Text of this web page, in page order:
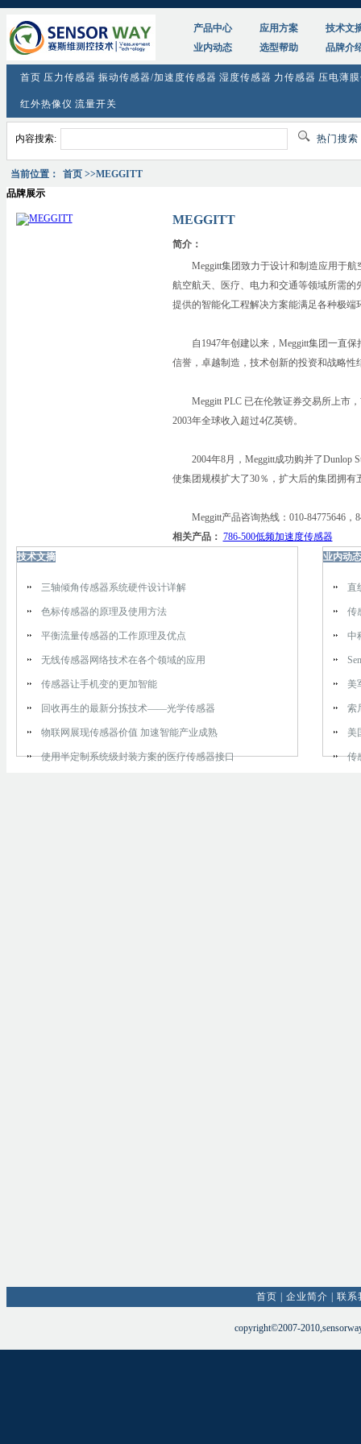
产品中心 应用方案
技术文
业内动态
选型帮助 品牌介
首页 压力传感器 振动传感器/加速度传感器 湿度传感器 力传感器 压电薄
红外热像仪 流量开关
内容搜索: 热门搜索
当前位置： 首页 >>MEGGITT
品牌展示
MEGGITT
简介：
Meggitt集团致力于设计和制造应用于航
航空航天、医疗、电力和交通等领域所需
提供的智能化工程解决方案能满足各种极端
自1947年创建以来，Meggitt集团一直保
信誉，卓越制造，技术创新的投资和战略
Meggitt PLC 已在伦敦证券交易所上市，
2003年全球收入超过4亿英镑。
2004年8月，Meggitt成功购并了Dunlop
使集团规模扩大了30％，扩大后的集团拥
Meggitt产品咨询热线：010-84775646，
相关产品： 786-500低频加速度传感器
技术文摘
三轴倾角传感器系统硬件设计详解
色标传感器的原理及使用方法
平衡流量传感器的工作原理及优点
无线传感器网络技术在各个领域的应用
传感器让手机变的更加智能
回收再生的最新分拣技术——光学传感器
物联网展现传感器价值 加速智能产业成熟
使用半定制系统级封装方案的医疗传感器接口
业内动态
直
传
中
美
索
美
传
首页 企业简介 联系
copyright©2007-